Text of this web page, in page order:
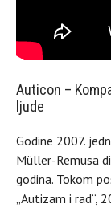
Auticon –
ljude
Godine 2007.
Müller-Remusa
godina. Tokom
„Autizam i rad“,